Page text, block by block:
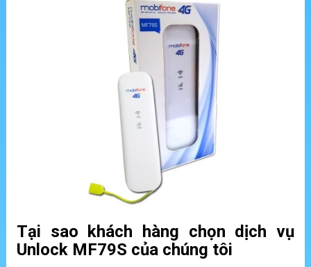
Tại sao khách hàng chọn dịch vụ
Unlock MF79S của chúng tôi